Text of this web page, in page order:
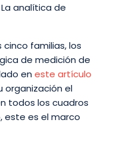
analítica de
familias, los
de medición de
en este artículo
organización el
todos los cuadros
este es el marco